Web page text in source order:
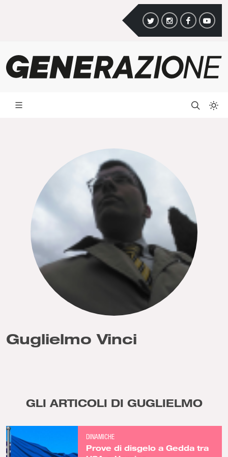
Guglielmo Vinci
GLI ARTICOLI DI GUGLIELMO
DINAMICHE
Prove di disgelo a Gedda tra